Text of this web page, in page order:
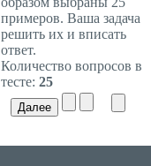
примеров. Ваша задача
решить их и вписать
ответ.
Количество вопросов в
тесте: 25